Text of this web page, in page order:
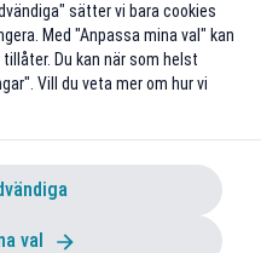
sätter vi bara cookies
Med "Anpassa mina val" kan
Du kan när som helst
Vill du veta mer om hur vi
val